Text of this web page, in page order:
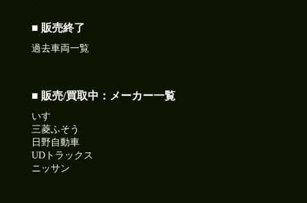
■ 販売終了
過去車両一覧
■ 販売/買取中：メーカー一覧
いすゞ
三菱ふそう
日野自動車
UDトラックス
ニッサン